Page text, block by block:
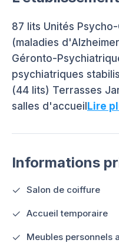
87 lits Unités
(maladies
Géronto-
psychiatriques
(44 lits) Terrasses
salles d'accueilLire
Informations
Salon de coiffure
Accueil temporaire
Meubles personnels